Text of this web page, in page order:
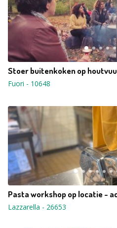
Stoer buitenkoken op
Fuori - 10648
Pasta workshop op locatie -
Lazzarella - 26653